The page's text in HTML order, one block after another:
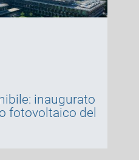
inaugurato
fotovoltaico del